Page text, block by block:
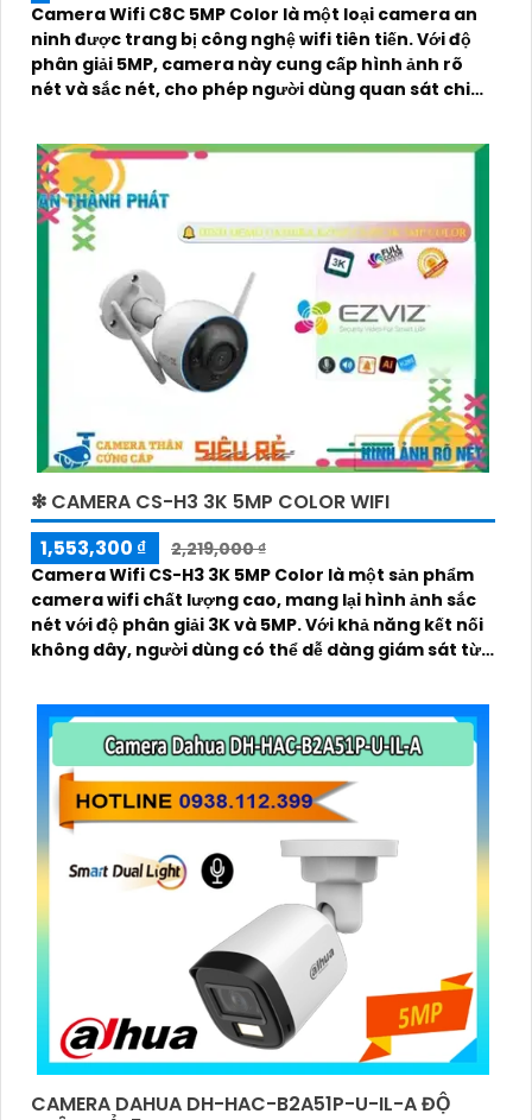
Camera Wifi C8C 5MP Color là một loại camera an
ninh được trang bị công nghệ wifi tiên tiến. Với độ
phân giải 5MP, camera này cung cấp hình ảnh rõ
nét và sắc nét, cho phép người dùng quan sát chi
❇ CAMERA CS-H3 3K 5MP COLOR WIFI
1,553,300 ₫
2,219,000 ₫
Camera Wifi CS-H3 3K 5MP Color là một sản phẩm
camera wifi chất lượng cao, mang lại hình ảnh sắc
nét với độ phân giải 3K và 5MP. Với khả năng kết nối
không dây, người dùng có thể dễ dàng giám sát từ
CAMERA DAHUA DH-HAC-B2A51P-U-IL-A ĐỘ